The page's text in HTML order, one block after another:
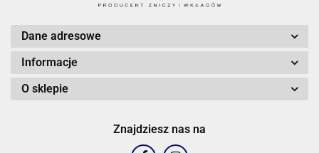
Dane adresowe
Informacje
O sklepie
Znajdziesz nas na